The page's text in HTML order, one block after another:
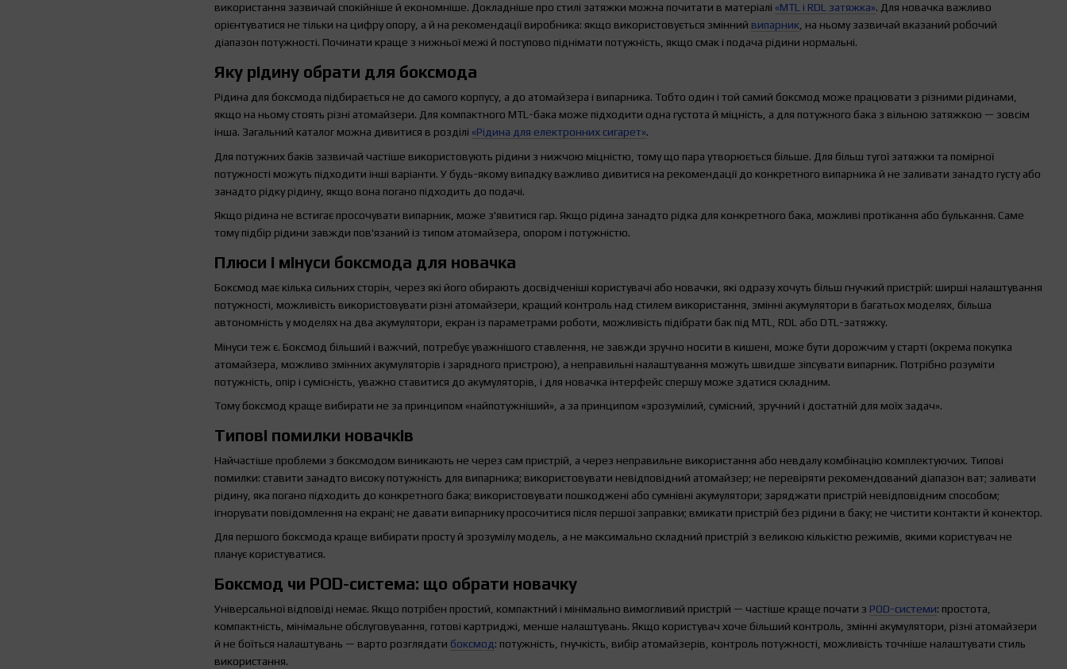
використання зазвичай спокійніше й економніше. Докладніше про стилі затяжки можна почитати в матеріалі «MTL і RDL затяжка». Для новачка важливо
орієнтуватися не тільки на цифру опору, а й на рекомендації виробника: якщо використовується змінний випарник, на ньому зазвичай вказаний робочий
діапазон потужності. Починати краще з нижньої межі й поступово піднімати потужність, якщо смак і подача рідини нормальні.
Яку рідину обрати для боксмода
Рідина для боксмода підбирається не до самого корпусу, а до атомайзера і випарника. Тобто один і той самий боксмод може працювати з різними рідинами,
якщо на ньому стоять різні атомайзери. Для компактного MTL-бака може підходити одна густота й міцність, а для потужного бака з вільною затяжкою — зовсім
інша. Загальний каталог можна дивитися в розділі «Рідина для електронних сигарет».
Для потужних баків зазвичай частіше використовують рідини з нижчою міцністю, тому що пара утворюється більше. Для більш тугої затяжки та помірної
потужності можуть підходити інші варіанти. У будь-якому випадку важливо дивитися на рекомендації до конкретного випарника й не заливати занадто густу або
занадто рідку рідину, якщо вона погано підходить до подачі.
Якщо рідина не встигає просочувати випарник, може з'явитися гар. Якщо рідина занадто рідка для конкретного бака, можливі протікання або булькання. Саме
тому підбір рідини завжди пов'язаний із типом атомайзера, опором і потужністю.
Плюси і мінуси боксмода для новачка
Боксмод має кілька сильних сторін, через які його обирають досвідченіші користувачі або новачки, які одразу хочуть більш гнучкий пристрій: ширші налаштування
потужності, можливість використовувати різні атомайзери, кращий контроль над стилем використання, змінні акумулятори в багатьох моделях, більша
автономність у моделях на два акумулятори, екран із параметрами роботи, можливість підібрати бак під MTL, RDL або DTL-затяжку.
Мінуси теж є. Боксмод більший і важчий, потребує уважнішого ставлення, не завжди зручно носити в кишені, може бути дорожчим у старті (окрема покупка
атомайзера, можливо змінних акумуляторів і зарядного пристрою), а неправильні налаштування можуть швидше зіпсувати випарник. Потрібно розуміти
потужність, опір і сумісність, уважно ставитися до акумуляторів, і для новачка інтерфейс спершу може здатися складним.
Тому боксмод краще вибирати не за принципом «найпотужніший», а за принципом «зрозумілий, сумісний, зручний і достатній для моїх задач».
Типові помилки новачків
Найчастіше проблеми з боксмодом виникають не через сам пристрій, а через неправильне використання або невдалу комбінацію комплектуючих. Типові
помилки: ставити занадто високу потужність для випарника; використовувати невідповідний атомайзер; не перевіряти рекомендований діапазон ват; заливати
рідину, яка погано підходить до конкретного бака; використовувати пошкоджені або сумнівні акумулятори; заряджати пристрій невідповідним способом;
ігнорувати повідомлення на екрані; не давати випарнику просочитися після першої заправки; вмикати пристрій без рідини в баку; не чистити контакти й конектор.
Для першого боксмода краще вибирати просту й зрозумілу модель, а не максимально складний пристрій з великою кількістю режимів, якими користувач не
планує користуватися.
Боксмод чи POD-система: що обрати новачку
Універсальної відповіді немає. Якщо потрібен простий, компактний і мінімально вимогливий пристрій — частіше краще почати з POD-системи: простота,
компактність, мінімальне обслуговування, готові картриджі, менше налаштувань. Якщо користувач хоче більший контроль, змінні акумулятори, різні атомайзери
й не боїться налаштувань — варто розглядати боксмод: потужність, гнучкість, вибір атомайзерів, контроль потужності, можливість точніше налаштувати стиль
використання.